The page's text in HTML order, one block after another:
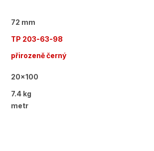
72 mm
TP 203-63-98
přirozeně černý
20x100
7.4 kg
metr